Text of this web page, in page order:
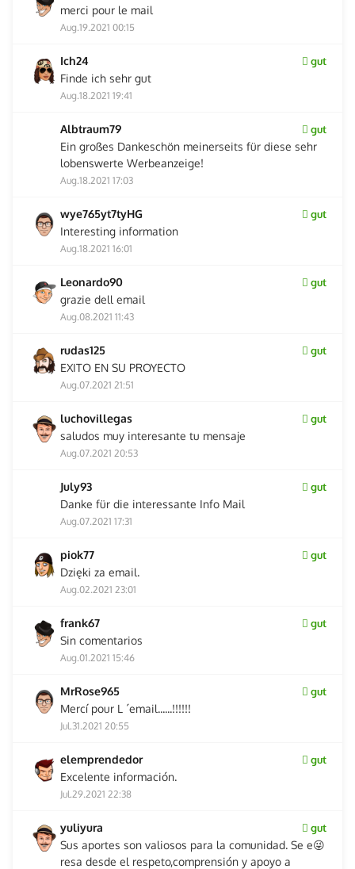
merci pour le mail
Aug.19.2021 00:15
Ich24 gut
Finde ich sehr gut
Aug.18.2021 19:41
Albtraum79 gut
Ein großes Dankeschön meinerseits für diese sehr
lobenswerte Werbeanzeige!
Aug.18.2021 17:03
wye765yt7tyHG gut
Interesting information
Aug.18.2021 16:01
Leonardo90 gut
grazie dell email
Aug.08.2021 11:43
rudas125 gut
EXITO EN SU PROYECTO
Aug.07.2021 21:51
luchovillegas gut
saludos muy interesante tu mensaje
Aug.07.2021 20:53
July93 gut
Danke für die interessante Info Mail
Aug.07.2021 17:31
piok77 gut
Dzięki za email.
Aug.02.2021 23:01
frank67 gut
Sin comentarios
Aug.01.2021 15:46
MrRose965 gut
Mercí pour L ´email......!!!!!!
Jul.31.2021 20:55
elemprendedor gut
Excelente información.
Jul.29.2021 22:38
yuliyura gut
Sus aportes son valiosos para la comunidad. Se e😜
resa desde el respeto,comprensión y apoyo a